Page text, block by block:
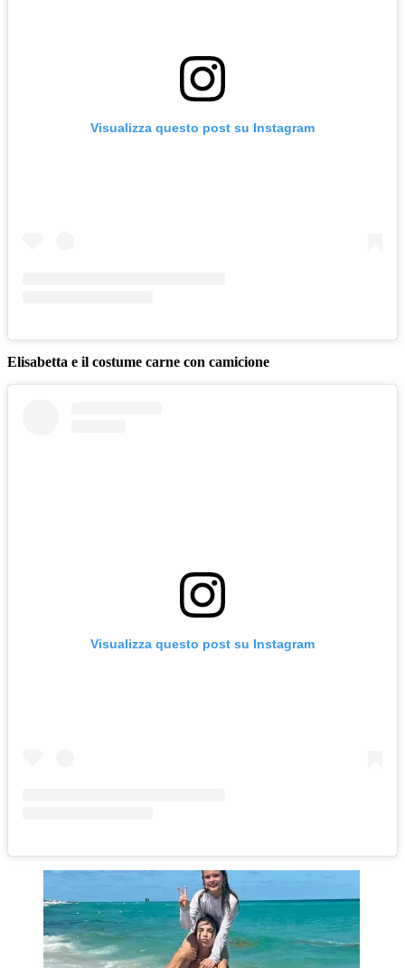
Visualizza questo post su Instagram
Elisabetta e il costume carne con camicione
Visualizza questo post su Instagram